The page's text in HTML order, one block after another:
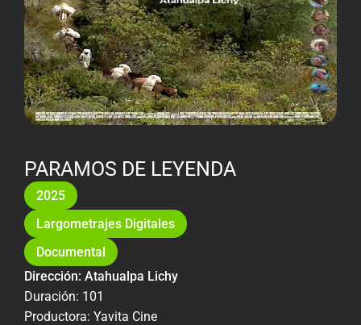
PARAMOS DE LEYENDA
2025
Largometrajes Digitales
Documental
Dirección: Atahualpa Lichy
Duración: 101
Productora: Yavita Cine